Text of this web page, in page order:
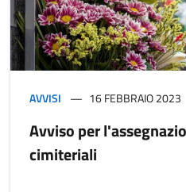
AVVISI 16 FEBBRAIO 2023
Avviso per
cimiteriali